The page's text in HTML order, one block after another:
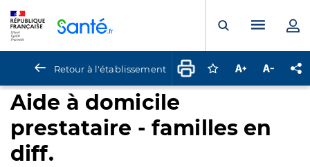
Ouvrir laMenu
Retour à l'établissement Connectez-vous
Augmenter la
Aide à domicile
prestataire - familles en
diff.